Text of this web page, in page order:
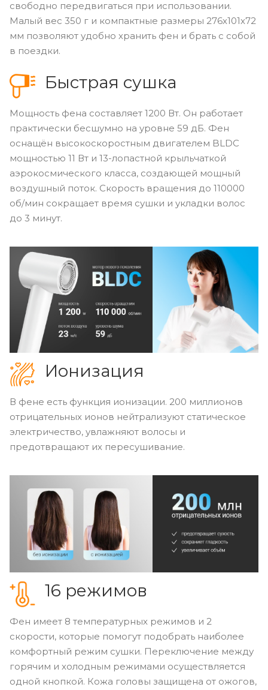
свободно передвигаться при использовании.
Малый вес 350 г и компактные размеры 276х101х72
мм позволяют удобно хранить фен и брать с собой
в поездки.
Быстрая сушка
Мощность фена составляет 1200 Вт. Он работает
практически бесшумно на уровне 59 дБ. Фен
оснащён высокоскоростным двигателем BLDC
мощностью 11 Вт и 13-лопастной крыльчаткой
аэрокосмического класса, создающей мощный
воздушный поток. Скорость вращения до 110000
об/мин сокращает время сушки и укладки волос
до 3 минут.
Ионизация
В фене есть функция ионизации. 200 миллионов
отрицательных ионов нейтрализуют статическое
электричество, увлажняют волосы и
предотвращают их пересушивание.
16 режимов
Фен имеет 8 температурных режимов и 2
скорости, которые помогут подобрать наиболее
комфортный режим сушки. Переключение между
горячим и холодным режимами осуществляется
одной кнопкой. Кожа головы защищена от ожогов,